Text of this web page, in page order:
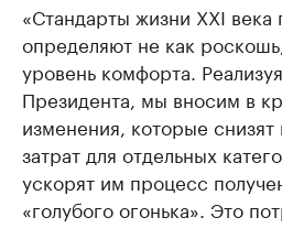
«Стандарты жизни XXI века
определяют не как
уровень комфорта.
Президента, мы вносим в
изменения, которые
затрат для отдельных
ускорят им процесс
«голубого огонька». Это